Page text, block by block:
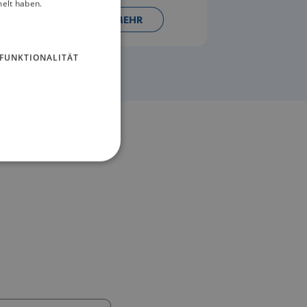
ERFAHREN SIE MEHR
haben.
FUNKTIONALITÄT